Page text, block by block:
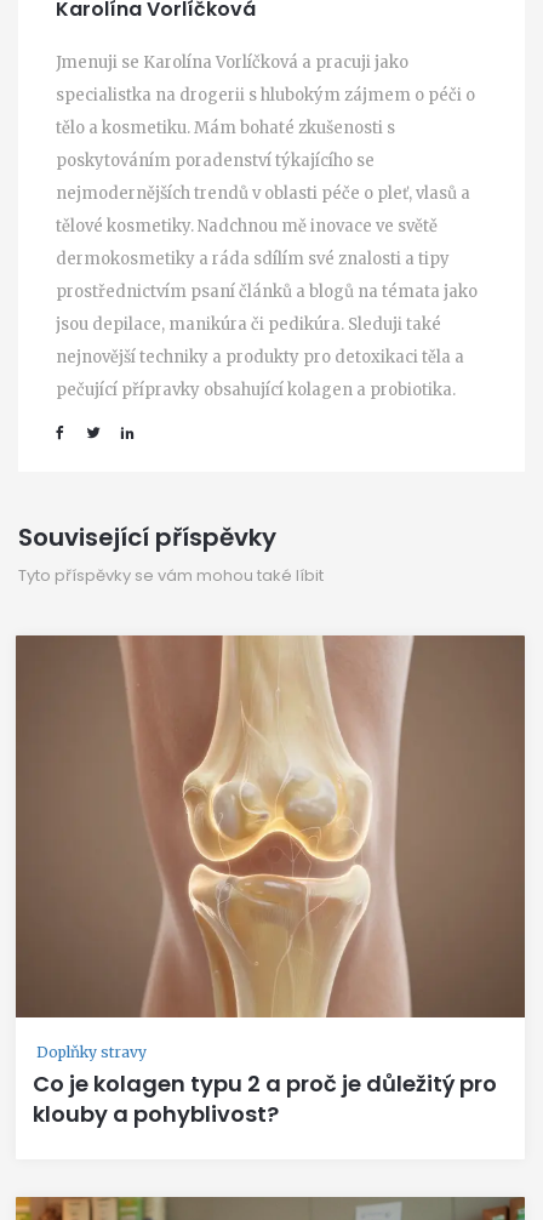
Karolína Vorlíčková
Jmenuji se Karolína Vorlíčková a pracuji jako
specialistka na drogerii s hlubokým zájmem o péči o
tělo a kosmetiku. Mám bohaté zkušenosti s
poskytováním poradenství týkajícího se
nejmodernějších trendů v oblasti péče o pleť, vlasů a
tělové kosmetiky. Nadchnou mě inovace ve světě
dermokosmetiky a ráda sdílím své znalosti a tipy
prostřednictvím psaní článků a blogů na témata jako
jsou depilace, manikúra či pedikúra. Sleduji také
nejnovější techniky a produkty pro detoxikaci těla a
pečující přípravky obsahující kolagen a probiotika.
Související příspěvky
Tyto příspěvky se vám mohou také líbit
Doplňky stravy
Co je kolagen typu 2 a proč je důležitý pro
klouby a pohyblivost?